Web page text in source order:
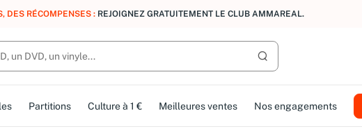
DES RÉCOMPENSES : REJOIGNEZ GRATUITEMENT LE CLUB AMMAREAL.
Lancer la recherche
Partitions Culture à 1 € Meilleures ventes Nos engagements